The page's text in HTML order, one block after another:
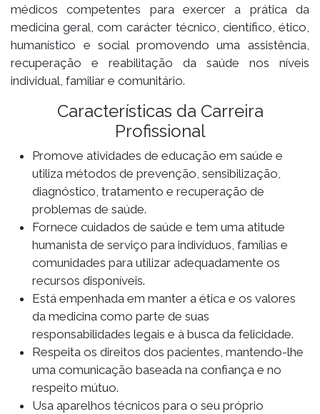
médicos competentes para exercer a prática da
medicina geral, com carácter técnico, científico, ético,
humanístico e social promovendo uma assistência,
recuperação e reabilitação da saúde nos níveis
individual, familiar e comunitário.
Características da Carreira
Profissional
Promove atividades de educação em saúde e
utiliza métodos de prevenção, sensibilização,
diagnóstico, tratamento e recuperação de
problemas de saúde.
Fornece cuidados de saúde e tem uma atitude
humanista de serviço para indivíduos, famílias e
comunidades para utilizar adequadamente os
recursos disponíveis.
Está empenhada em manter a ética e os valores
da medicina como parte de suas
responsabilidades legais e à busca da felicidade.
Respeita os direitos dos pacientes, mantendo-lhe
uma comunicação baseada na confiança e no
respeito mútuo.
Usa aparelhos técnicos para o seu próprio